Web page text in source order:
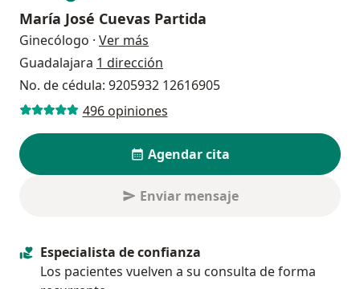
María José Cuevas Partida
Ginecólogo · Ver más
Guadalajara 1 dirección
No. de cédula: 9205932 12616905
496 opiniones
Agendar cita
Enviar mensaje
Especialista de confianza
Los pacientes vuelven a su consulta de forma